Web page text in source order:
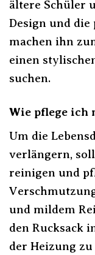
ältere Schüler
Design und
machen ihn
einen
suchen.
Wie pflege ich
Um die
verlängern,
reinigen und
und mildem
den Rucksack
der Heizung